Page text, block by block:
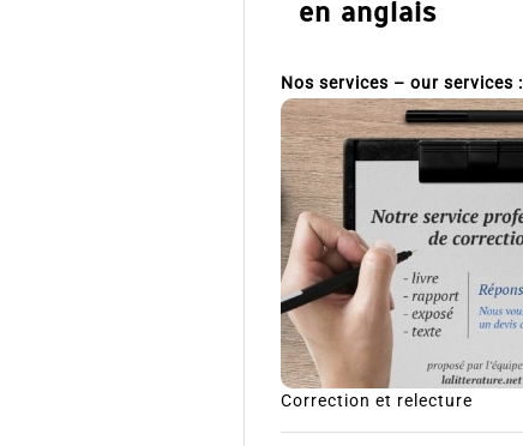
en anglais
Nos services – our services :
Correction et relecture